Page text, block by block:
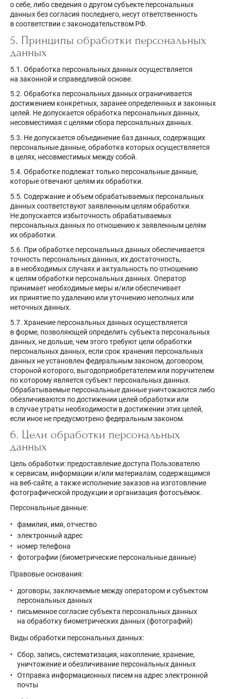
о себе, либо сведения о другом субъекте персональных
данных без согласия последнего, несут ответственность
в соответствии с законодательством РФ.
5. Принципы обработки персональных
данных
5.1. Обработка персональных данных осуществляется
на законной и справедливой основе.
5.2. Обработка персональных данных ограничивается
достижением конкретных, заранее определенных и законных
целей. Не допускается обработка персональных данных,
несовместимая с целями сбора персональных данных.
5.3. Не допускается объединение баз данных, содержащих
персональные данные, обработка которых осуществляется
в целях, несовместимых между собой.
5.4. Обработке подлежат только персональные данные,
которые отвечают целям их обработки.
5.5. Содержание и объем обрабатываемых персональных
данных соответствуют заявленным целям обработки.
Не допускается избыточность обрабатываемых
персональных данных по отношению к заявленным целям
их обработки.
5.6. При обработке персональных данных обеспечивается
точность персональных данных, их достаточность,
а в необходимых случаях и актуальность по отношению
к целям обработки персональных данных. Оператор
принимает необходимые меры и/или обеспечивает
их принятие по удалению или уточнению неполных или
неточных данных.
5.7. Хранение персональных данных осуществляется
в форме, позволяющей определить субъекта персональных
данных, не дольше, чем этого требуют цели обработки
персональных данных, если срок хранения персональных
данных не установлен федеральным законом, договором,
стороной которого, выгодоприобретателем или поручителем
по которому является субъект персональных данных.
Обрабатываемые персональные данные уничтожаются либо
обезличиваются по достижении целей обработки или
в случае утраты необходимости в достижении этих целей,
если иное не предусмотрено федеральным законом.
6. Цели обработки персональных
данных
Цель обработки: предоставление доступа Пользователю
к сервисам, информации и/или материалам, содержащимся
на веб-сайте, а также исполнение заказов на изготовление
фотографической продукции и организация фотосъёмок.
Персональные данные:
фамилия, имя, отчество
электронный адрес
номер телефона
фотографии (биометрические персональные данные)
Правовые основания:
договоры, заключаемые между оператором и субъектом
персональных данных
письменное согласие субъекта персональных данных
на обработку биометрических данных (фотографий)
Виды обработки персональных данных:
Сбор, запись, систематизация, накопление, хранение,
уничтожение и обезличивание персональных данных
Отправка информационных писем на адрес электронной
почты